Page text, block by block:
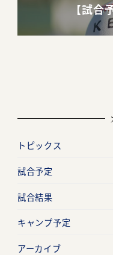
【試合
トピックス
試合予定
試合結果
キャンプ予定
アーカイブ